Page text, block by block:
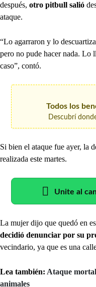
después, otro pitbull salió
ataque.
“Lo agarraron y lo
pero no pude hacer nada. Lo
caso”, contó.
Todos los
Descubrí
Si bien el ataque fue ayer, la
realizada este martes.
Unite al
La mujer dijo que quedó en
decidió denunciar por su
vecindario, ya que es una
Lea también: Ataque
animales